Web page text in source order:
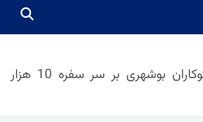
دستان مهربان نیکوکاران بوشهری بر سر سفره 10 هزار